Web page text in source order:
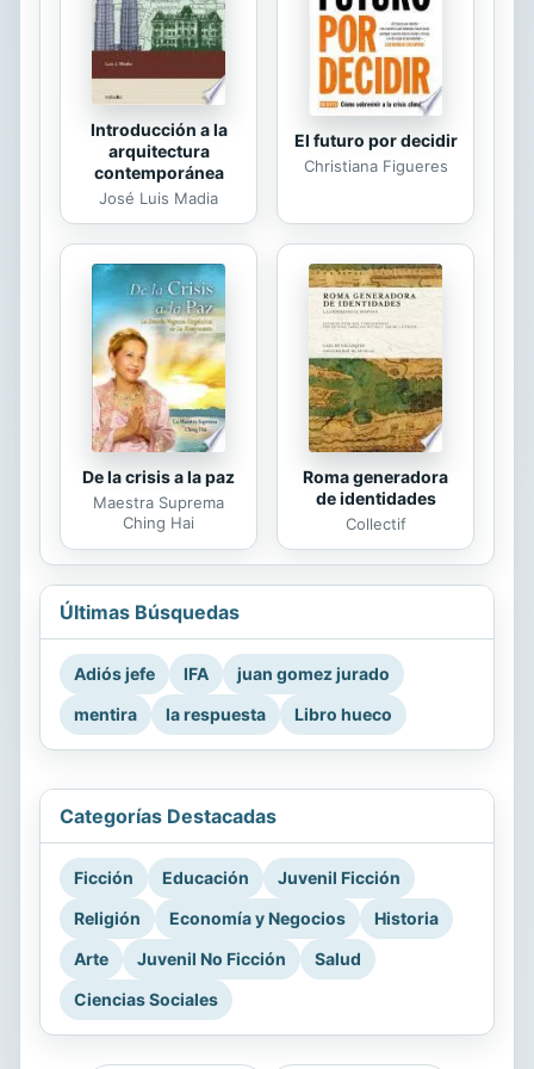
de superar esas experiencias que los
hirieron y...
Introducción a la
arquitectura
contemporánea
José Luis Madia
El futuro por decidir
Christiana Figueres
De la crisis a la paz
Maestra Suprema
Ching Hai
Roma generadora
de identidades
Collectif
Últimas Búsquedas
Adiós jefe IFA
juan gomez jurado
mentira
la respuesta Libro hueco
Categorías Destacadas
Ficción Educación
Juvenil Ficción
Religión
Economía y Negocios
Historia
Arte
Juvenil No Ficción
Salud
Ciencias Sociales